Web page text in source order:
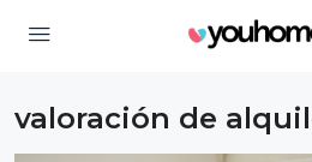
valoración de